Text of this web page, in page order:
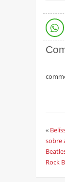
«
sobre
Rock